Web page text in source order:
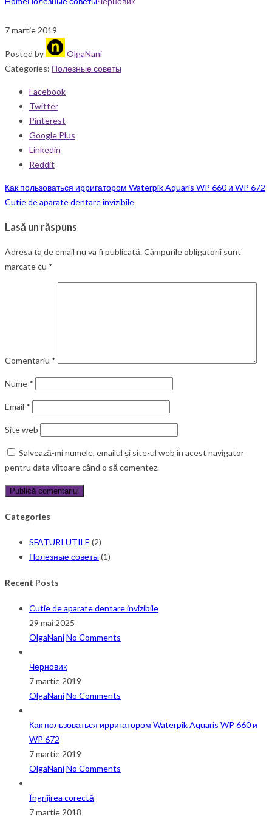
7 martie 2019
Posted by
OlgaNani
Categories: Полезные советы
Facebook
Twitter
Pinterest
Google Plus
Linkedin
Reddit
Как пользоваться ирригатором Waterpik Aquaris WP 660 и WP 672
Cutie de aparate dentare invizibile
Lasă un răspuns
Adresa ta de email nu va fi publicată.Câmpurile obligatorii sunt
marcate cu *
Comentariu *
Nume *
Email *
Site web
Salvează-mi numele, emailul și site-ul web în acest navigator
pentru data viitoare când o să comentez.
Categories
SFATURI UTILE (2)
Полезные советы(1)
Recent Posts
Cutie de aparate dentare invizibile
29 mai 2025
OlgaNaniNo Comments
Черновик
7 martie 2019
OlgaNaniNo Comments
Как пользоваться ирригатором Waterpik Aquaris WP 660 и
WP 672
7 martie 2019
OlgaNaniNo Comments
Îngrijirea corectă
7 martie 2018